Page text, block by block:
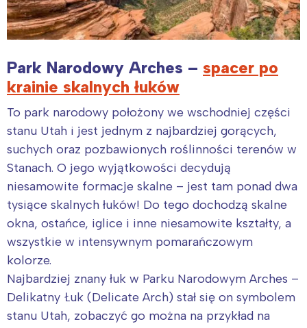
Park Narodowy Arches – spacer po
krainie skalnych łuków
To park narodowy położony we wschodniej części
stanu Utah i jest jednym z najbardziej gorących,
suchych oraz pozbawionych roślinności terenów w
Stanach. O jego wyjątkowości decydują
niesamowite formacje skalne – jest tam ponad dwa
tysiące skalnych łuków! Do tego dochodzą skalne
okna, ostańce, iglice i inne niesamowite kształty, a
wszystkie w intensywnym pomarańczowym
kolorze.
Najbardziej znany łuk w Parku Narodowym Arches –
Delikatny Łuk (Delicate Arch) stał się on symbolem
stanu Utah, zobaczyć go można na przykład na